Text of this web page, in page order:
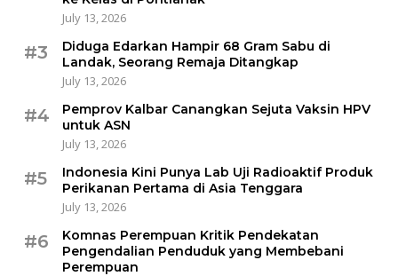
July 13, 2026
#3
Diduga Edarkan Hampir 68 Gram Sabu di
Landak, Seorang Remaja Ditangkap
July 13, 2026
#4
Pemprov Kalbar Canangkan Sejuta Vaksin HPV
untuk ASN
July 13, 2026
#5
Indonesia Kini Punya Lab Uji Radioaktif Produk
Perikanan Pertama di Asia Tenggara
July 13, 2026
#6
Komnas Perempuan Kritik Pendekatan
Pengendalian Penduduk yang Membebani
Perempuan